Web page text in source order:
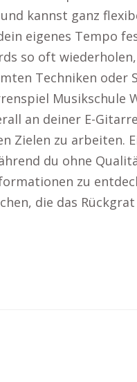
kannst ganz
eigenes Tempo
so oft
Techniken oder
Musikschule
an deiner E-
Zielen zu arbeiten.
du ohne
zu
die das